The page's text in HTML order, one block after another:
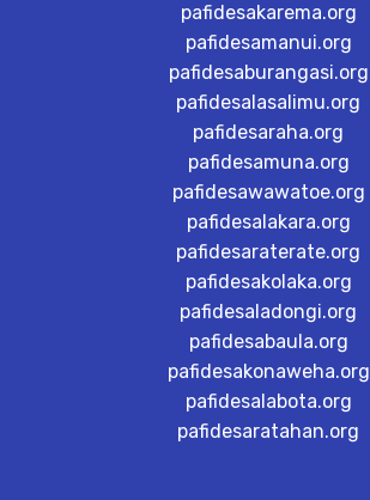
pafidesakarema.org
pafidesamanui.org
pafidesaburangasi.org
pafidesalasalimu.org
pafidesaraha.org
pafidesamuna.org
pafidesawawatoe.org
pafidesalakara.org
pafidesaraterate.org
pafidesakolaka.org
pafidesaladongi.org
pafidesabaula.org
pafidesakonaweha.org
pafidesalabota.org
pafidesaratahan.org